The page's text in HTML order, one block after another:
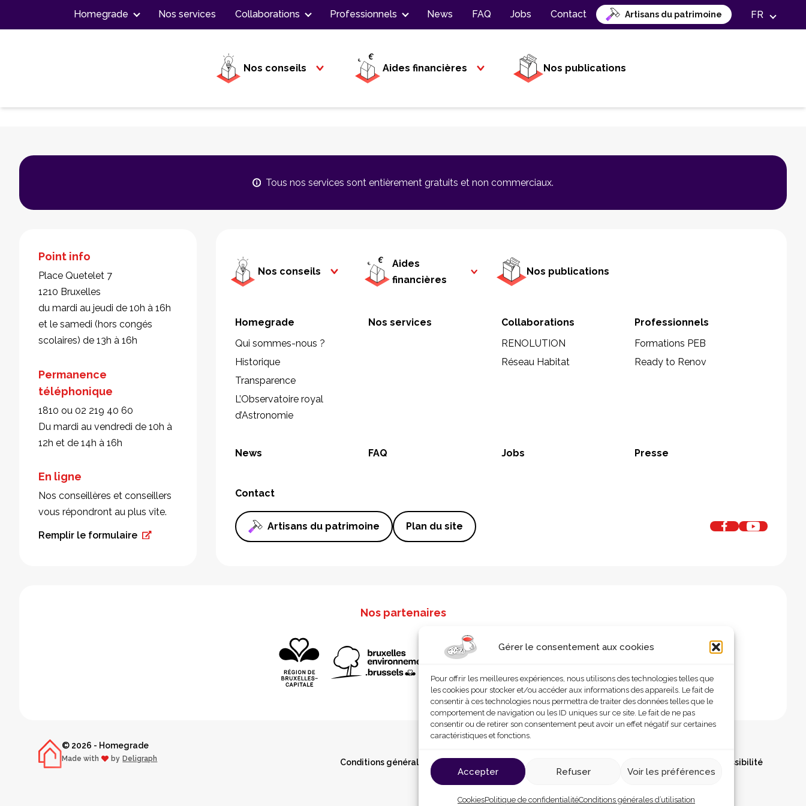
Gérer le consentement aux cookies
Pour offrir les meilleures expériences, nous utilisons des technologies telles que
les cookies pour stocker et/ou accéder aux informations des appareils. Le fait de
consentir à ces technologies nous permettra de traiter des données telles que le
comportement de navigation ou les ID uniques sur ce site. Le fait de ne pas
consentir ou de retirer son consentement peut avoir un effet négatif sur certaines
caractéristiques et fonctions.
Accepter Refuser Voir les préférences
CookiesPolitique de confidentialitéConditions générales d’utilisation
Homegrade Nos services Collaborations Professionnels News FAQ Jobs Contact Artisans du patrimoine FR
Nos conseils Aides financières Nos publications
Tous nos services sont entièrement gratuits et non commerciaux.
Point info
Place Quetelet 7
1210 Bruxelles
du mardi au jeudi de 10h à 16h
et le samedi (hors congés
scolaires) de 13h à 16h
Permanence
téléphonique
1810 ou 02 219 40 60
Du mardi au vendredi de 10h à
12h et de 14h à 16h
En ligne
Nos conseillères et conseillers
vous répondront au plus vite.
Remplir le formulaire
Nos conseils
Aides
financières
Nos publications
Homegrade
Qui sommes-nous ?
Historique
Transparence
L’Observatoire royal
d’Astronomie
Nos services
Collaborations
RENOLUTION
Réseau Habitat
Professionnels
Formations PEB
Ready to Renov
News FAQ Jobs Presse
Contact
Artisans du patrimoine Plan du site
Nos partenaires
© 2026 - Homegrade
Made with love
by Deligraph Conditions générales d’utilisation Cookies Déclaration d’accessibilité